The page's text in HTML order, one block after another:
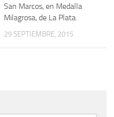
San Marcos, en Medalla
Milagrosa, de La Plata.
29 SEPTIEMBRE, 2015